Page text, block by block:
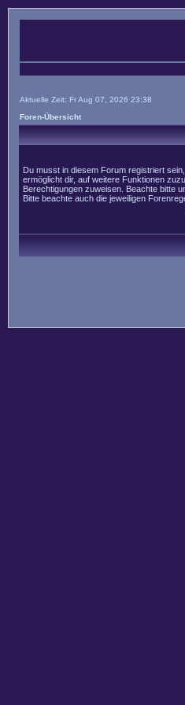
Aktuelle Zeit: Fr Aug 07, 2026 23:38
Foren-Übersicht
Du musst in diesem Forum registriert
ermöglicht dir, auf weitere Funktionen
Berechtigungen zuweisen. Beachte bitte
Bitte beachte auch die jeweiligen